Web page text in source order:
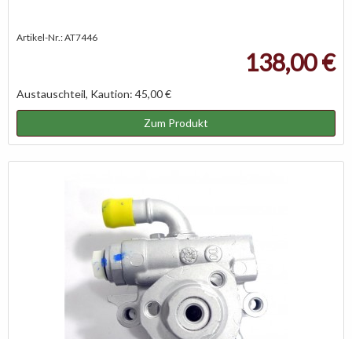
Artikel-Nr.: AT7446
138,00 €
Austauschteil, Kaution: 45,00 €
Zum Produkt